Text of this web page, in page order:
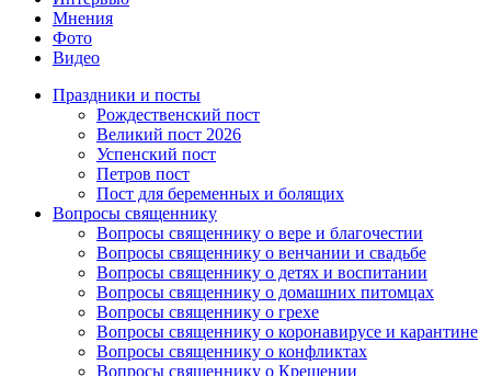
Мнения
Фото
Видео
Праздники и посты
Рождественский пост
Великий пост 2026
Успенский пост
Петров пост
Пост для беременных и болящих
Вопросы священнику
Вопросы священнику о вере и благочестии
Вопросы священнику о венчании и свадьбе
Вопросы священнику о детях и воспитании
Вопросы священнику о домашних питомцах
Вопросы священнику о грехе
Вопросы священнику о коронавирусе и карантине
Вопросы священнику о конфликтах
Вопросы священнику о Крещении